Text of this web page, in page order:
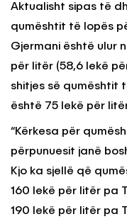
Aktualisht sipas të
qumështit të lopës
Gjermani është ulur
për litër (58,6 lekë
shitjes së qumështit
është 75 lekë për
“Kërkesa për
përpunuesit janë
Kjo ka sjellë që
160 lekë për litër pa
190 lekë për litër pa